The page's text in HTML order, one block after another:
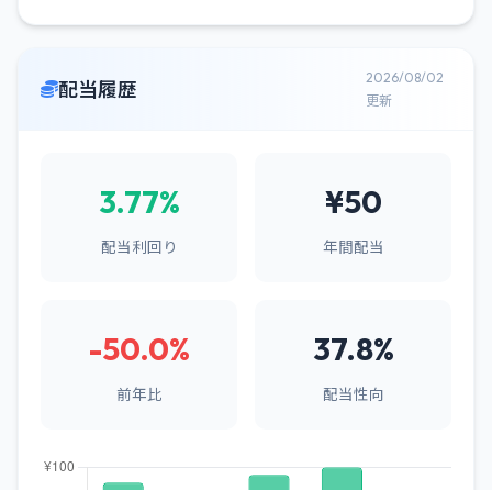
配当履歴
2026/08/02
更新
3.77%
配当利回り
¥50
年間配当
-50.0%
前年比
37.8%
配当性向